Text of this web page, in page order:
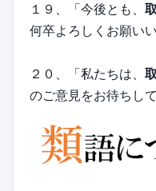
１９、「今後とも、
何卒よろしくお願い
２０、「私たちは、
のご意見をお待ちし